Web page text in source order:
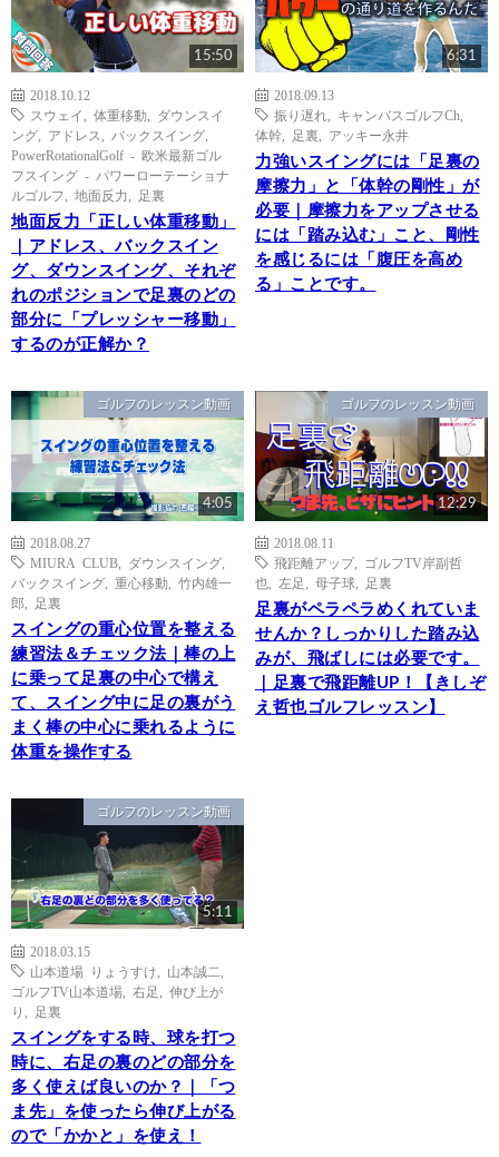
15:50
2018.10.12
スウェイ
体重移動
ダウンスイ
ング
アドレス バックスイング
PowerRotationalGolf - 欧米最新ゴル
フスイング - パワーローテーショナ
ルゴルフ
地面反力 足裏
地面反力「正しい体重移動」
｜アドレス、バックスイン
グ、ダウンスイング、それぞ
れのポジションで足裏のどの
部分に「プレッシャー移動」
するのが正解か？
6:31
2018.09.13
振り遅れ
キャンバスゴルフCh
体幹
足裏 アッキー永井
力強いスイングには「足裏の
摩擦力」と「体幹の剛性」が
必要｜摩擦力をアップさせる
には「踏み込む」こと、剛性
を感じるには「腹圧を高め
る」ことです。
ゴルフのレッスン動画
4:05
2018.08.27
MIURA CLUB
ダウンスイング
バックスイング
重心移動
竹内雄一
郎
足裏
スイングの重心位置を整える
練習法＆チェック法｜棒の上
に乗って足裏の中心で構え
て、スイング中に足の裏がう
まく棒の中心に乗れるように
体重を操作する
ゴルフのレッスン動画
12:29
2018.08.11
飛距離アップ, ゴルフTV岸副哲
也
左足 母子球 足裏
足裏がペラペラめくれていま
せんか？しっかりした踏み込
みが、飛ばしには必要です。
｜足裏で飛距離UP！【きしぞ
え哲也ゴルフレッスン】
ゴルフのレッスン動画
5:11
2018.03.15
山本道場 りょうすけ
山本誠二
ゴルフTV山本道場
右足
伸び上が
り
足裏
スイングをする時、球を打つ
時に、右足の裏のどの部分を
多く使えば良いのか？｜「つ
ま先」を使ったら伸び上がる
ので「かかと」を使え！